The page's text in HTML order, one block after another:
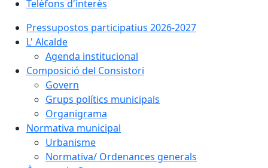
Telèfons d'ìnterès
Pressupostos participatius 2026-2027
L' Alcalde
Agenda institucional
Composició del Consistori
Govern
Grups polítics municipals
Organigrama
Normativa municipal
Urbanisme
Normativa/ Ordenances generals